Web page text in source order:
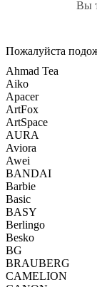
Вы
Пожалуйста
Ahmad Tea
Aiko
Apacer
ArtFox
ArtSpace
AURA
Aviora
Awei
BANDAI
Barbie
Basic
BASY
Berlingo
Besko
BG
BRAUBERG
CAMELION